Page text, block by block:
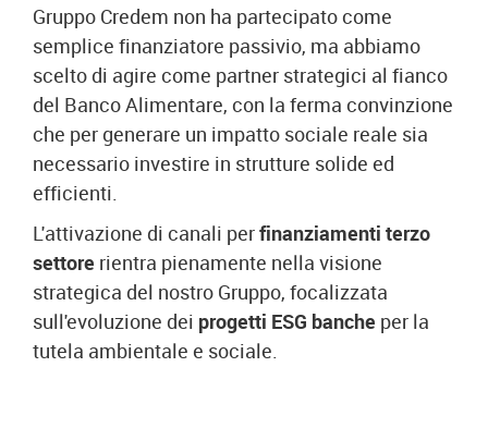
Gruppo Credem non ha partecipato come
semplice finanziatore passivio, ma abbiamo
scelto di agire come partner strategici al fianco
del Banco Alimentare, con la ferma convinzione
che per generare un impatto sociale reale sia
necessario investire in strutture solide ed
efficienti.
L'attivazione di canali perfinanziamenti terzo
settore rientra pienamente nella visione
strategica del nostro Gruppo, focalizzata
sull'evoluzione dei progetti ESG banche per la
tutela ambientale e sociale.